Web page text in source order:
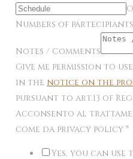
Numbers of partecipiants
Notes / Comments
Give me permission to
in the notice on the
pursuant to art.13 of
Acconsento al
come da privacy policy *
Yes, you can